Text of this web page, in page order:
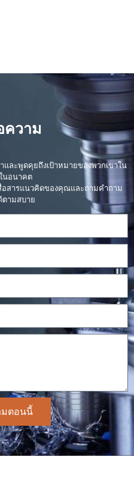
ความ
และพูดคุยถึงเป้าหมายของพวกเขาใน
นอนาคต
สารแนวคิดของคุณและถามคำถาม
ตามสบาย
มตอนนี้